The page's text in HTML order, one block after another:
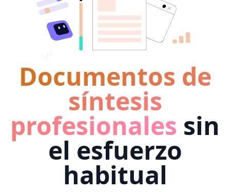
Documentos de
síntesis
profesionales sin
el esfuerzo
habitual